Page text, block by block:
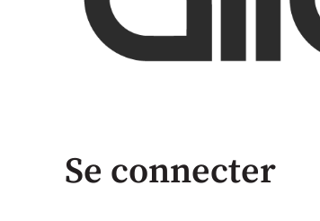
Se connecter